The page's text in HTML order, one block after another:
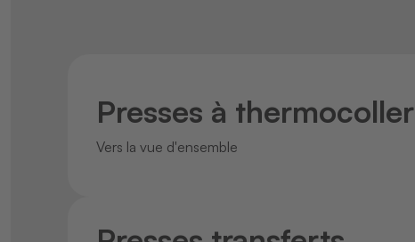
Presses à thermocoller
Vers la vue d'ensemble